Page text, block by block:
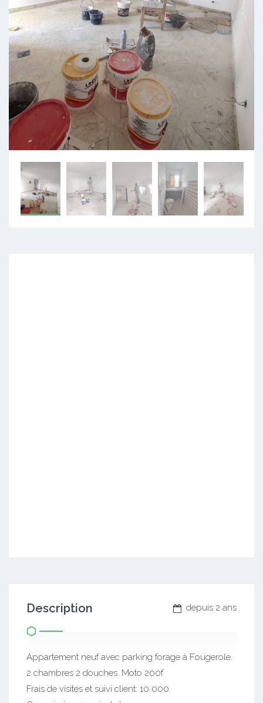
depuis 2 ans
Description
Appartement neuf avec parking forage à Fougerole.
2 chambres 2 douches. Moto 200f
Frais de visites et suivi client: 10 000.